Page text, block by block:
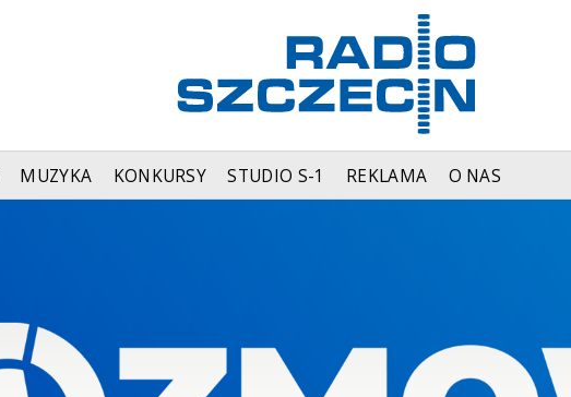
MUZYKA KONKURSY STUDIO S-1 REKLAMA O NAS